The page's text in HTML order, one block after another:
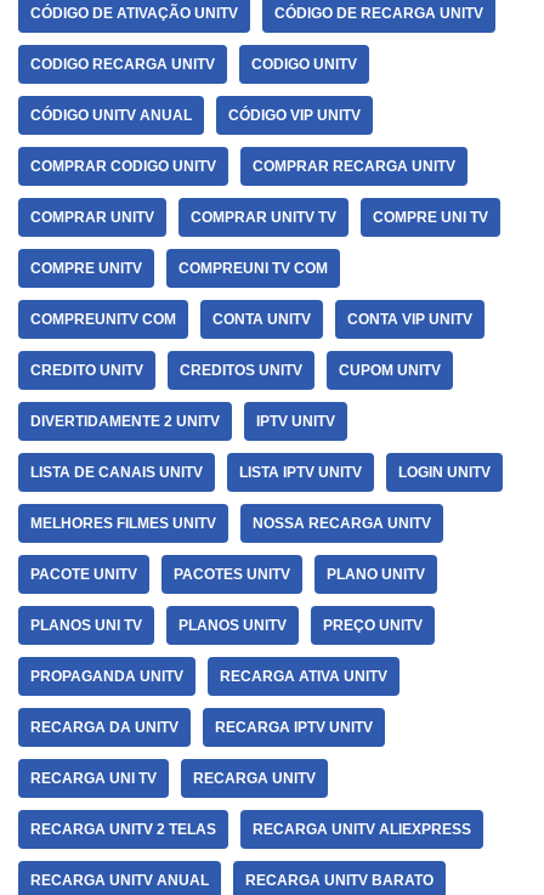
CÓDIGO DE ATIVAÇÃO UNITV CÓDIGO DE RECARGA UNITV
CODIGO RECARGA UNITV CODIGO UNITV
CÓDIGO UNITV ANUAL CÓDIGO VIP UNITV
COMPRAR CODIGO UNITV COMPRAR RECARGA UNITV
COMPRAR UNITV COMPRAR UNITV TV COMPRE UNI TV
COMPRE UNITV COMPREUNI TV COM
COMPREUNITV COM CONTA UNITV CONTA VIP UNITV
CREDITO UNITV CREDITOS UNITV CUPOM UNITV
DIVERTIDAMENTE 2 UNITV IPTV UNITV
LISTA DE CANAIS UNITV LISTA IPTV UNITV LOGIN UNITV
MELHORES FILMES UNITV NOSSA RECARGA UNITV
PACOTE UNITV PACOTES UNITV PLANO UNITV
PLANOS UNI TV PLANOS UNITV PREÇO UNITV
PROPAGANDA UNITV RECARGA ATIVA UNITV
RECARGA DA UNITV RECARGA IPTV UNITV
RECARGA UNI TV RECARGA UNITV
RECARGA UNITV 2 TELAS RECARGA UNITV ALIEXPRESS
RECARGA UNITV ANUAL RECARGA UNITV BARATO